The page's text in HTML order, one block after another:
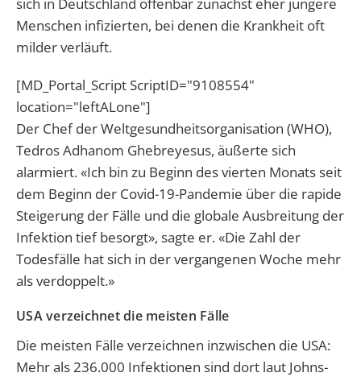
sich in Deutschland offenbar zunächst eher jüngere
Menschen infizierten, bei denen die Krankheit oft
milder verläuft.
[MD_Portal_Script ScriptID="9108554"
location="leftALone"]
Der Chef der Weltgesundheitsorganisation (WHO),
Tedros Adhanom Ghebreyesus, äußerte sich
alarmiert. «Ich bin zu Beginn des vierten Monats seit
dem Beginn der Covid-19-Pandemie über die rapide
Steigerung der Fälle und die globale Ausbreitung der
Infektion tief besorgt», sagte er. «Die Zahl der
Todesfälle hat sich in der vergangenen Woche mehr
als verdoppelt.»
USA verzeichnet die meisten Fälle
Die meisten Fälle verzeichnen inzwischen die USA:
Mehr als 236.000 Infektionen sind dort laut Johns-